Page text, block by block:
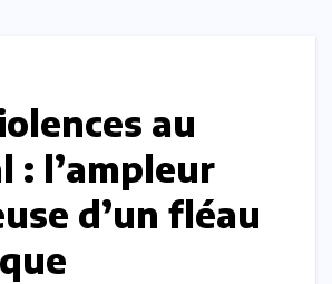
au
: l’ampleur
d’un fléau